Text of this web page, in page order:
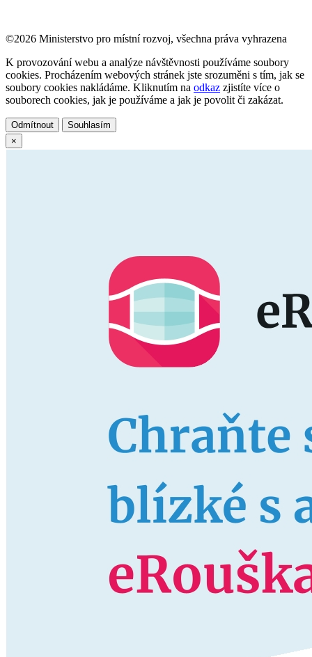
©2026 Ministerstvo pro místní rozvoj, všechna práva vyhrazena
K provozování webu a analýze návštěvnosti používáme soubory
cookies. Procházením webových stránek jste srozuměni s tím, jak se
soubory cookies nakládáme. Kliknutím na odkaz zjistíte více o
souborech cookies, jak je používáme a jak je povolit či zakázat.
Odmítnout
Souhlasím
×